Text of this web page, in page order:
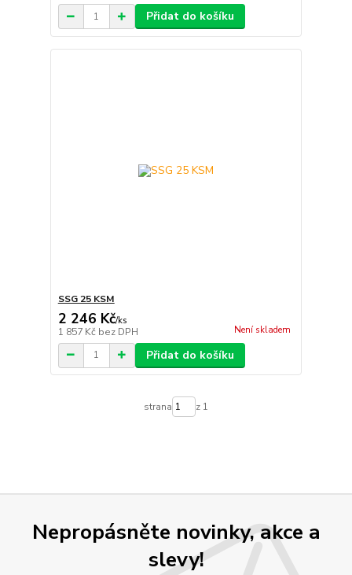
Přidat do košíku
SSG 25 KSM
2 246 Kč/ks
1 857 Kč bez DPH Není skladem
Přidat do košíku
strana z 1
Nepropásněte novinky, akce a
slevy!